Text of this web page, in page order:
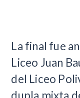
La final fue
Liceo Juan
del Liceo